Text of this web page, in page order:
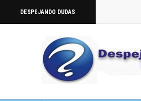
DESPEJANDO DUDAS